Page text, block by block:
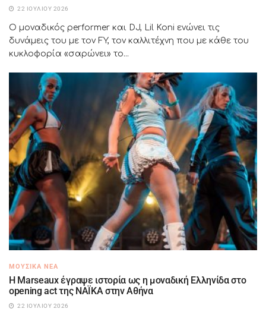
22 ΙΟΥΛΊΟΥ 2026
Ο μοναδικός performer και DJ, Lil Koni ενώνει τις
δυνάμεις του με τον FY, τον καλλιτέχνη που με κάθε του
κυκλοφορία «σαρώνει» το...
ΜΟΥΣΙΚΆ ΝΈΑ
H Marseaux έγραψε ιστορία ως η μοναδική Ελληνίδα στο
opening act της NAÏKA στην Αθήνα
22 ΙΟΥΛΊΟΥ 2026